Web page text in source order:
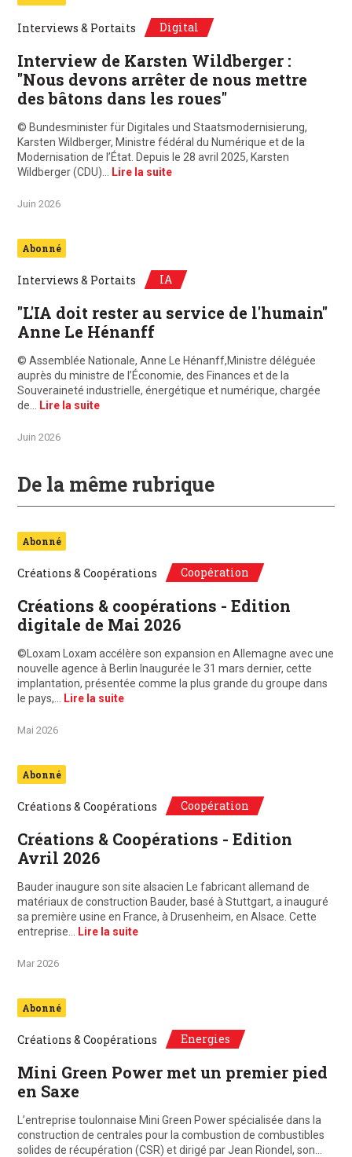
Interviews & Portaits Digital
Interview de Karsten Wildberger :
"Nous devons arrêter de nous mettre
des bâtons dans les roues"
© Bundesminister für Digitales und Staatsmodernisierung,
Karsten Wildberger, Ministre fédéral du Numérique et de la
Modernisation de l’État. Depuis le 28 avril 2025, Karsten
Wildberger (CDU)…
Lire la suite
Juin 2026
Abonné
Interviews & Portaits IA
"L'IA doit rester au service de l'humain"
Anne Le Hénanff
© Assemblée Nationale, Anne Le Hénanff,Ministre déléguée
auprès du ministre de l’Économie, des Finances et de la
Souveraineté industrielle, énergétique et numérique, chargée
de…
Lire la suite
Juin 2026
De la même rubrique
Abonné
Créations & Coopérations Coopération
Créations & coopérations - Edition
digitale de Mai 2026
©Loxam Loxam accélère son expansion en Allemagne avec une
nouvelle agence à Berlin Inaugurée le 31 mars dernier, cette
implantation, présentée comme la plus grande du groupe dans
le pays,…
Lire la suite
Mai 2026
Abonné
Créations & Coopérations Coopération
Créations & Coopérations - Edition
Avril 2026
Bauder inaugure son site alsacien Le fabricant allemand de
matériaux de construction Bauder, basé à Stuttgart, a inauguré
sa première usine en France, à Drusenheim, en Alsace. Cette
entreprise…
Lire la suite
Mar 2026
Abonné
Créations & Coopérations Energies
Mini Green Power met un premier pied
en Saxe
L’entreprise toulonnaise Mini Green Power spécialisée dans la
construction de centrales pour la combustion de combustibles
solides de récupération (CSR) et dirigé par Jean Riondel, son…